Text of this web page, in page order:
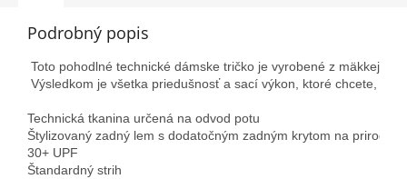
Podrobný popis
Toto pohodlné technické dámske tričko je vyrobené z mäkkej
Výsledkom je všetka priedušnosť a sací výkon, ktoré chcete,
Technická tkanina určená na odvod potu
Štylizovaný zadný lem s dodatočným zadným krytom na
30+ UPF
Štandardný strih